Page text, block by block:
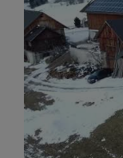
vorgelesen? Sie
Abende lustig!
ImSommer
Almhüttenauf
Einkehr ein.
erfreuen.